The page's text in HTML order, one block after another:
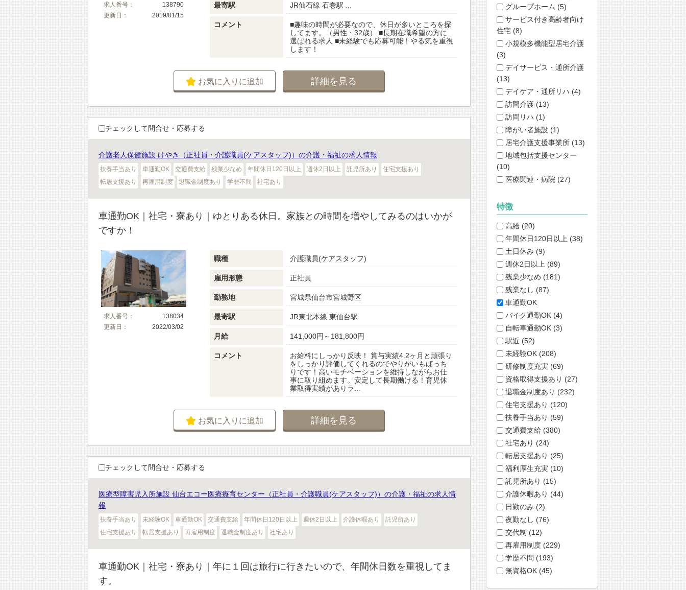
求人番号：
138790
更新日：
2019/01/15
最寄駅 JR仙石線 石巻駅 ...
コメント
■趣味の時間が必要なので、休日が多いところを探
してます。（男性・32歳） ■長期在職希望の方に
選ばれる求人 ■未経験でも応募可能！やる気を重視
します！
お気に入りに追加 詳細を見る
チェックして問合せ・応募する
介護老人保健施設 けやき（正社員・介護職員(ケアスタッフ)）の介護・福祉の求人情報
扶養手当あり 車通勤OK 交通費支給 残業少なめ 年間休日120日以上 週休2日以上 託児所あり
住宅支援あり
転居支援あり
再雇用制度 退職金制度あり 学歴不問 社宅あり
車通勤OK｜社宅・寮あり｜ゆとりある休日。家族との時間を増やしてみるのはいかが
ですか！
求人番号：
138034
更新日：
2022/03/02
職種 介護職員(ケアスタッフ)
雇用形態 正社員
勤務地 宮城県仙台市宮城野区
最寄駅 JR東北本線 東仙台駅
月給 141,000円～181,800円
コメント
お給料にしっかり反映！ 賞与実績4.2ヶ月と頑張り
をしっかり評価してくれるのでやりがいもばっち
りです！高いモチベーションを維持しながらお仕
事に取り組めます。安定して長期働ける！育児休
業取得実績がありラ...
お気に入りに追加 詳細を見る
チェックして問合せ・応募する
医療型障害児入所施設 仙台エコー医療療育センター（正社員・介護職員(ケアスタッフ)）の介護・福祉の求人情
報
扶養手当あり 未経験OK 車通勤OK 交通費支給 年間休日120日以上 週休2日以上 介護休暇あり
託児所あり
住宅支援あり
転居支援あり 再雇用制度 退職金制度あり 社宅あり
車通勤OK｜社宅・寮あり｜年に１回は旅行に行きたいので、年間休日数を重視してま
す。
グループホーム (5)
サービス付き高齢者向け
住宅 (8)
小規模多機能型居宅介護
(3)
デイサービス・通所介護
(13)
デイケア・通所リハ (4)
訪問介護 (13)
訪問リハ (1)
障がい者施設 (1)
居宅介護支援事業所 (13)
地域包括支援センター
(10)
医療関連・病院 (27)
特徴
高給 (20)
年間休日120日以上 (38)
土日休み (9)
週休2日以上 (89)
残業少なめ (181)
残業なし (87)
車通勤OK
バイク通勤OK (4)
自転車通勤OK (3)
駅近 (52)
未経験OK (208)
研修制度充実 (69)
資格取得支援あり (27)
退職金制度あり (232)
住宅支援あり (120)
扶養手当あり (59)
交通費支給 (380)
社宅あり (24)
転居支援あり (25)
福利厚生充実 (10)
託児所あり (15)
介護休暇あり (44)
日勤のみ (2)
夜勤なし (76)
交代制 (12)
再雇用制度 (229)
学歴不問 (193)
無資格OK (45)